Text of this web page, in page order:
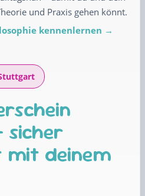
und Praxis gehen könnt.
kennenlernen →
deinem